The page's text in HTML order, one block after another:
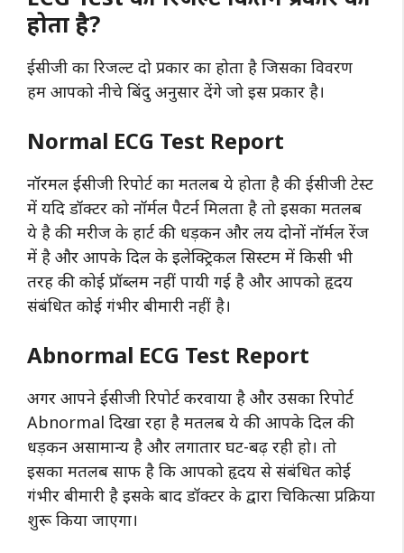
होता है?
ईसीजी का रिजल्ट दो प्रकार का होता है जिसका विवरण
हम आपको नीचे बिंदु अनुसार देंगे जो इस प्रकार है।
Normal ECG Test Report
नॉरमल ईसीजी रिपोर्ट का मतलब ये होता है की ईसीजी टेस्ट
में यदि डॉक्टर को नॉर्मल पैटर्न मिलता है तो इसका मतलब
ये है की मरीज के हार्ट की धड़कन और लय दोनों नॉर्मल रेंज
में है और आपके दिल के इलेक्ट्रिकल सिस्टम में किसी भी
तरह की कोई प्रॉब्लम नहीं पायी गई है और आपको हृदय
संबंधित कोई गंभीर बीमारी नहीं है।
Abnormal ECG Test Report
अगर आपने ईसीजी रिपोर्ट करवाया है और उसका रिपोर्ट
Abnormal दिखा रहा है मतलब ये की आपके दिल की
धड़कन असामान्य है और लगातार घट-बढ़ रही हो। तो
इसका मतलब साफ है कि आपको हृदय से संबंधित कोई
गंभीर बीमारी है इसके बाद डॉक्टर के द्वारा चिकित्सा प्रक्रिया
शुरू किया जाएगा।